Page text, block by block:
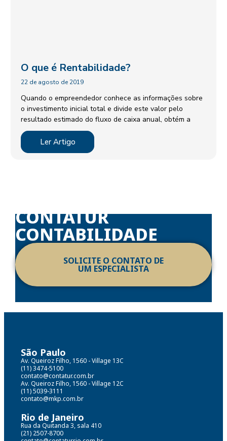
O que é Rentabilidade?
22 de agosto de 2019
Quando o empreendedor conhece as informações sobre
o investimento inicial total e divide este valor pelo
resultado estimado do fluxo de caixa anual, obtém a
Ler Artigo
CONTATUR
CONTABILIDADE
SOLICITE O CONTATO DE
UM ESPECIALISTA
São Paulo
Av. Queiroz Filho, 1560 - Village 13C
(11) 3474-5100
contato@contatur.com.br
Av. Queiroz Filho, 1560 - Village 12C
(11) 5039-3111
contato@mkp.com.br
Rio de Janeiro
Rua da Quitanda 3, sala 410
(21) 2507-8700